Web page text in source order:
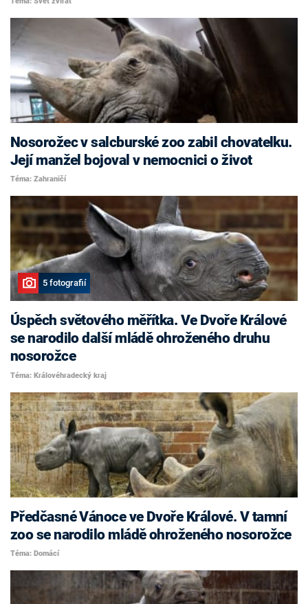
Nosorožec v salcburské zoo zabil chovatelku.
Její manžel bojoval v nemocnici o život
Téma: Zahraničí
5 fotografií
Úspěch světového měřítka. Ve Dvoře Králové
se narodilo další mládě ohroženého druhu
nosorožce
Téma: Královéhradecký kraj
Předčasné Vánoce ve Dvoře Králové. V tamní
zoo se narodilo mládě ohroženého nosorožce
Téma: Domácí